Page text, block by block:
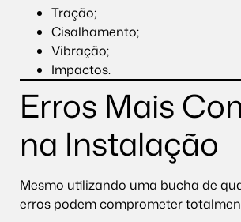
Tração;
Cisalhamento;
Vibração;
Impactos.
Erros Mais
na Instalação
Mesmo utilizando uma bucha de
erros podem comprometer